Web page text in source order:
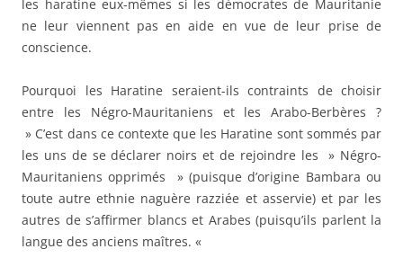
les haratine eux-mêmes si les démocrates de Mauritanie
ne leur viennent pas en aide en vue de leur prise de
conscience.
Pourquoi les Haratine seraient-ils contraints de choisir
entre les Négro-Mauritaniens et les Arabo-Berbères ?
» C’est dans ce contexte que les Haratine sont sommés par
les uns de se déclarer noirs et de rejoindre les » Négro-
Mauritaniens opprimés » (puisque d’origine Bambara ou
toute autre ethnie naguère razziée et asservie) et par les
autres de s’affirmer blancs et Arabes (puisqu’ils parlent la
langue des anciens maîtres. «